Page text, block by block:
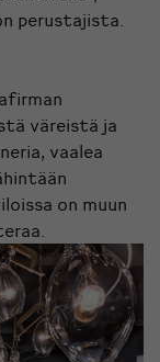
perustajista.
väreistä ja
vaalea
on muun